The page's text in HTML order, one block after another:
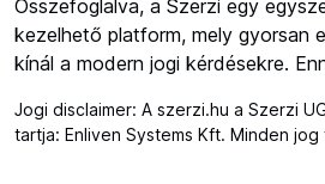
Összefoglalva, a Szerzi egy
kezelhető platform, mely gyorsan
kínál a modern jogi kérdésekre.
Jogi disclaimer: A szerzi.hu a Szerzi
tartja: Enliven Systems Kft. Minden